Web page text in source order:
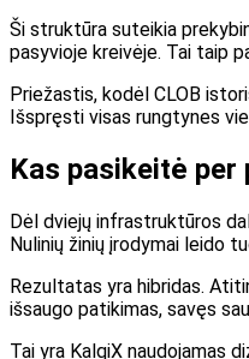
Ši struktūra suteikia
pasyvioje kreivėje. Tai taip
Priežastis, kodėl CLOB
Išspręsti visas rungtynes
Kas pasikeitė
Dėl dviejų infrastruktūros
Nulinių žinių įrodymai leido
Rezultatas yra hibridas.
išsaugo patikimas, savęs
Tai yra KalqiX naudojamas